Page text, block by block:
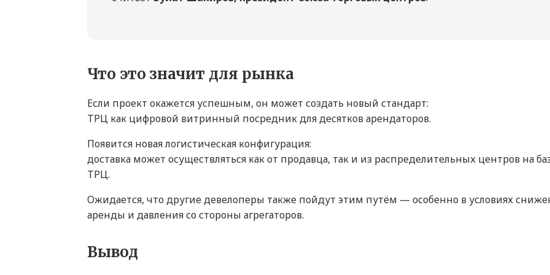
Что это значит для рынка
Если проект окажется успешным, он может создать новый стандарт:
ТРЦ как цифровой витринный посредник для десятков арендаторов.
Появится новая логистическая конфигурация:
доставка может осуществляться как от продавца, так и из распределительных центров на
ТРЦ.
Ожидается, что другие девелоперы также пойдут этим путём — особенно в условиях
аренды и давления со стороны агрегаторов.
Вывод